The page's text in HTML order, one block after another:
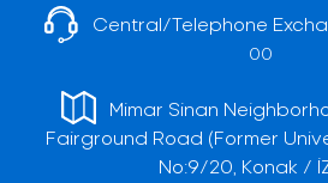
Central/Telephone
00
Mimar Sinan
Fairground Road (Former
No:9/20, Konak /